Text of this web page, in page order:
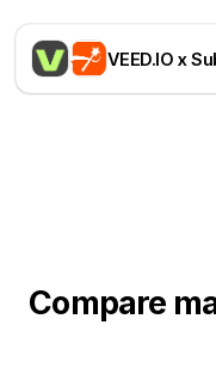
VEED.IO x
Compare